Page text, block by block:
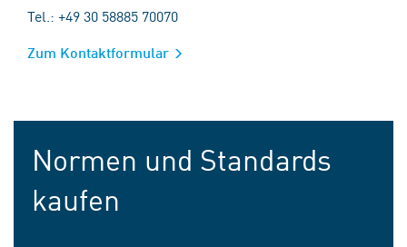
Tel.: +49 30 58885 70070
Zum Kontaktformular
Normen und Standards
kaufen